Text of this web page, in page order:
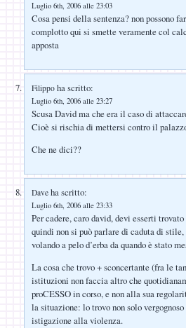
Luglio 6th, 2006 alle 23:03
Cosa pensi della sentenza? non possono
complotto qui si smette veramente col
apposta
Filippo ha scritto:
Luglio 6th, 2006 alle 23:27
Scusa David ma che era il caso di
Cioè si rischia di mettersi contro il
Che ne dici??
Dave ha scritto:
Luglio 6th, 2006 alle 23:33
Per cadere, caro david, devi esserti
quindi non si può parlare di caduta di
volando a pelo d’erba da quando è stato
La cosa che trovo + sconcertante (fra le
istituzioni non faccia altro che
proCESSO in corso, e non alla sua
la situazione: lo trovo non solo
istigazione alla violenza.